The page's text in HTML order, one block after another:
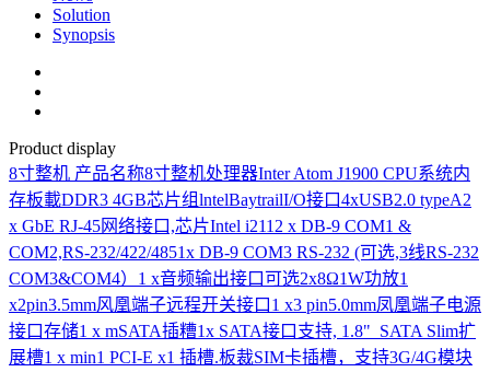
Solution
Synopsis
Product display
8寸整机 产品名称8寸整机处理器Inter Atom J1900 CPU系统内
存板載DDR3 4GB芯片组lntelBaytrailI/O接口4xUSB2.0 typeA2
x GbE RJ-45网络接口,芯片Intel i2112 x DB-9 COM1 &
COM2,RS-232/422/4851x DB-9 COM3 RS-232 (可选,3线RS-232
COM3&COM4）1 x音频输出接口可选2x8Ω1W功放1
x2pin3.5mm风凰端子远程开关接口1 x3 pin5.0mm凤凰端子电源
接口存储1 x mSATA插糟1x SATA接口支持, 1.8" SATA Slim扩
展槽1 x min1 PCI-E x1 插槽.板裁SIM卡插槽，支持3G/4G模块